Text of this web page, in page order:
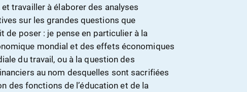
travailler à élaborer des analyses
sur les grandes questions que
de poser : je pense en particulier à la
mondial et des effets économiques
du travail, ou à la question des
au nom desquelles sont sacrifiées
des fonctions de l’éducation et de la